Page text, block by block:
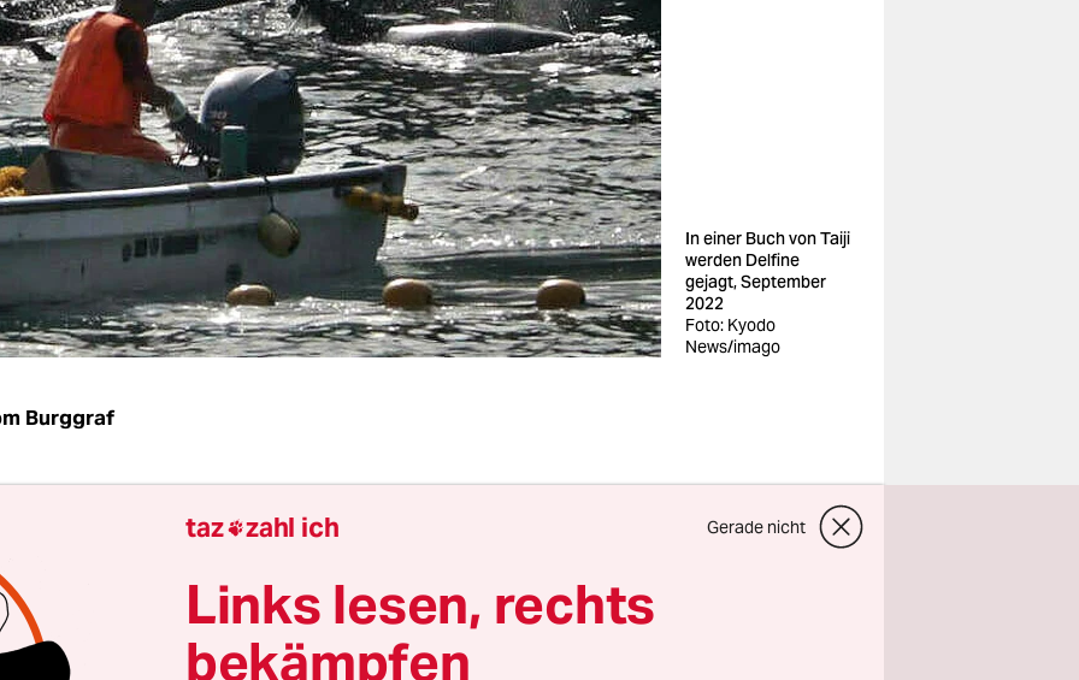
In einer Buch von Taiji
werden Delfine
gejagt, September
2022
Foto: Kyodo
News/imago
Burggraf
der jährlichen Treibjagd auf Delfine vor dem japanischen
sollen die Jäger auch Muttertiere und deren Junge
Das berichtete die
Life Investigation Agency (LIA)am Montag. Die
hätten beobachtet, wie auch Muttertiere von den
attackiert wurden und an den Folgen starben.
taz zahl ich Gerade nicht
Links lesen, rechts
bekämpfen